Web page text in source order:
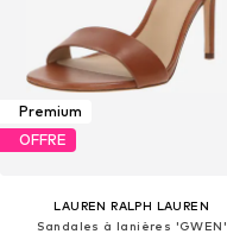
Premium
OFFRE
LAUREN RALPH LAUREN
Sandales à lanières 'GWEN'